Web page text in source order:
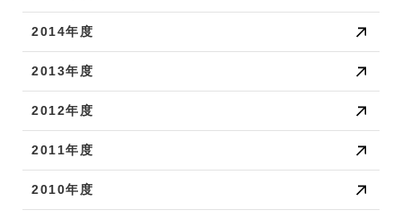
2014年度
2013年度
2012年度
2011年度
2010年度